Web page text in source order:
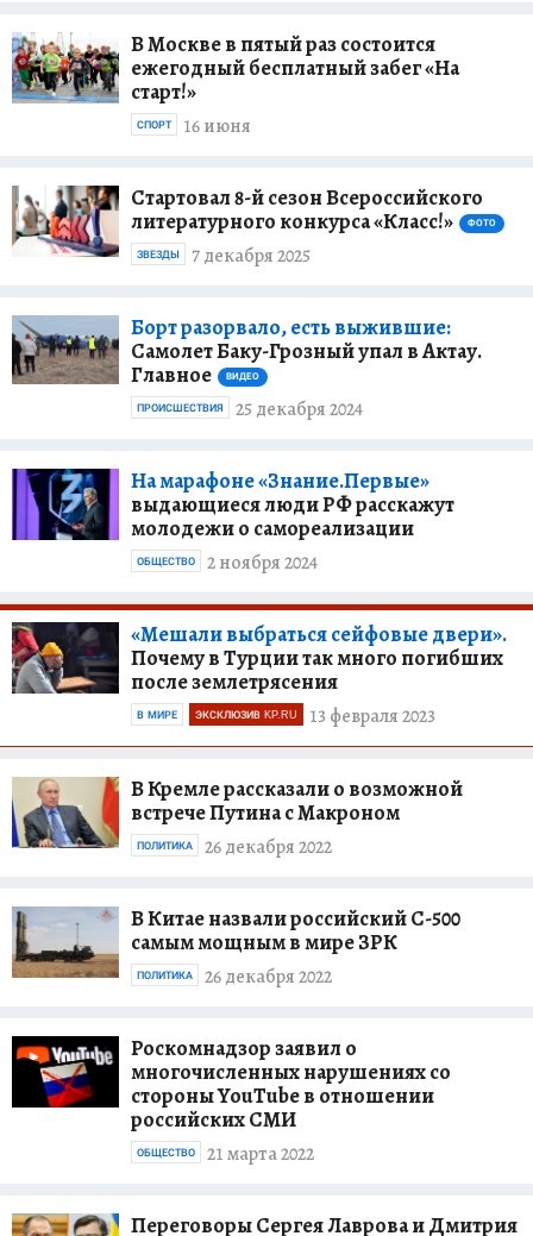
В Москве в пятый раз состоится
ежегодный бесплатный забег «На
старт!»
16 июня
СПОРТ
Стартовал 8-й сезон Всероссийского
литературного конкурса «Класс!»
ФОТО
7 декабря 2025
ЗВЕЗДЫ
Борт разорвало, есть выжившие:
Самолет Баку-Грозный упал в Актау.
Главное
ВИДЕО
25 декабря 2024
ПРОИСШЕСТВИЯ
На марафоне «Знание.Первые»
выдающиеся люди РФ расскажут
молодежи о самореализации
2 ноября 2024
ОБЩЕСТВО
«Мешали выбраться сейфовые двери».
Почему в Турции так много погибших
после землетрясения
13 февраля 2023
В МИРЕ ЭКСКЛЮЗИВ KP.RU
В Кремле рассказали о возможной
встрече Путина с Макроном
26 декабря 2022
ПОЛИТИКА
В Китае назвали российский С-500
самым мощным в мире ЗРК
26 декабря 2022
ПОЛИТИКА
Роскомнадзор заявил о
многочисленных нарушениях со
стороны YouTube в отношении
российских СМИ
21 марта 2022
ОБЩЕСТВО
Переговоры Сергея Лаврова и Дмитрия